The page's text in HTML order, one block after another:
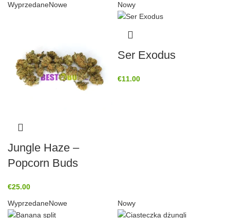
WyprzedaneNowe
Jungle Haze –
Popcorn Buds
€25.00
Nowy
Ser Exodus
€11.00
WyprzedaneNowe Nowy